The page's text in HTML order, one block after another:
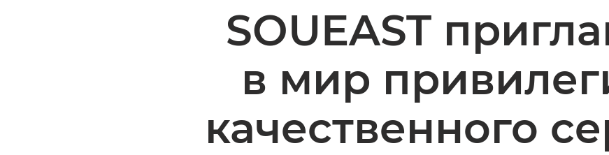
SOUEAST
в мир
качественного